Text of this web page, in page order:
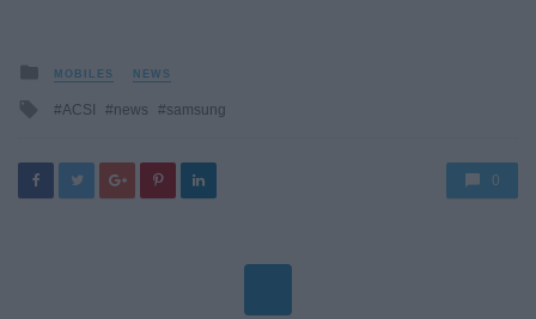
Posted
in
MOBILES NEWS
Tagged
ACSI news samsung
0